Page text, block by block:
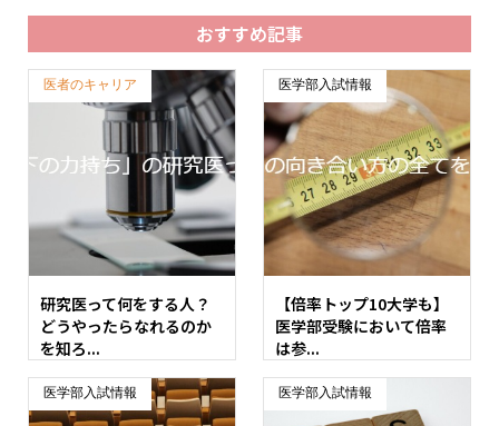
おすすめ記事
医者のキャリア
研究医って何をする人？
どうやったらなれるのか
を知ろ...
医学部入試情報
【倍率トップ10大学も】
医学部受験において倍率
は参...
医学部入試情報 医学部入試情報